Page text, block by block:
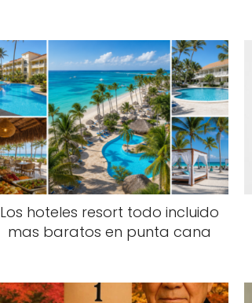
Los hoteles resort todo incluido
mas baratos en punta cana